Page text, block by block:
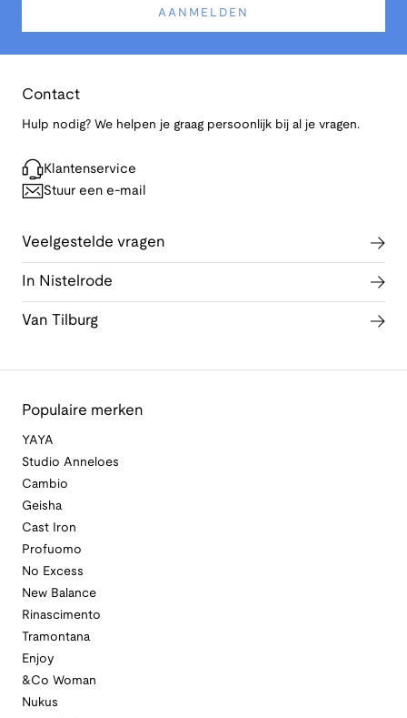
AANMELDEN
Contact
Hulp nodig? We helpen je graag persoonlijk bij al je vragen.
Klantenservice
Stuur een e-mail
Veelgestelde vragen
In Nistelrode
Van Tilburg
Populaire merken
YAYA
Studio Anneloes
Cambio
Geisha
Cast Iron
Profuomo
No Excess
New Balance
Rinascimento
Tramontana
Enjoy
&Co Woman
Nukus